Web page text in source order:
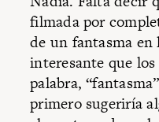
filmada por
de un fantasma en
interesante que
palabra,
primero sugeriría